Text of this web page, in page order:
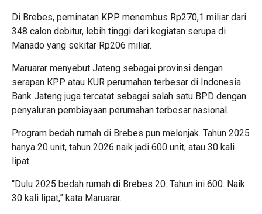
Di Brebes, peminatan KPP menembus Rp270,1 miliar dari
348 calon debitur, lebih tinggi dari kegiatan serupa di
Manado yang sekitar Rp206 miliar.
Maruarar menyebut Jateng sebagai provinsi dengan
serapan KPP atau KUR perumahan terbesar di Indonesia.
Bank Jateng juga tercatat sebagai salah satu BPD dengan
penyaluran pembiayaan perumahan terbesar nasional.
Program bedah rumah di Brebes pun melonjak. Tahun 2025
hanya 20 unit, tahun 2026 naik jadi 600 unit, atau 30 kali
lipat.
“Dulu 2025 bedah rumah di Brebes 20. Tahun ini 600. Naik
30 kali lipat,” kata Maruarar.